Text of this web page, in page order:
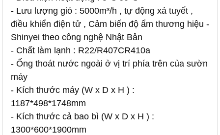
- Lưu lượng gió : 5000m³/h , tự động xả tuyết ,
điều khiển điện tử , Cảm biến độ ẩm thương hiệu -
Shinyei theo công nghệ Nhật Bản
- Chất làm lạnh : R22/R407CR410a
- Ống thoát nước ngoài ở vị trí phía trên của sườn
máy
- Kích thước máy (W x D x H ) :
1187*498*1748mm
- Kích thước cả bao bì (W x D x H ) :
1300*600*1900mm